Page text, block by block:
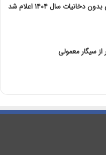
سال ۱۴۰۴ اعلام شد
سیگار معمولی